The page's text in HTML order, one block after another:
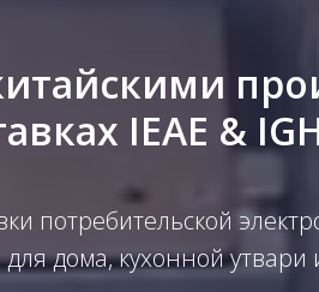
IEAE &
потребительской
дома, кухонной утвари